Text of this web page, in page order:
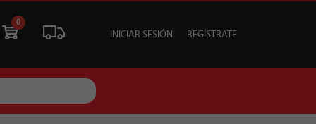
TU EVENTO
0
INICIAR SESIÓN REGÍSTRATE